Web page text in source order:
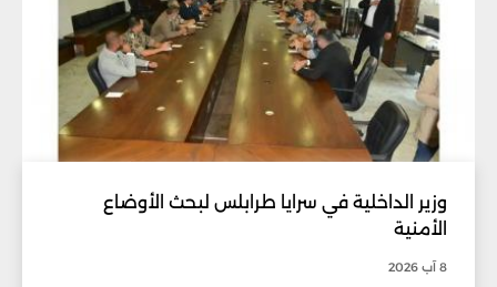
وزير الداخلية في سرايا طرابلس لبحث الأوضاع
الأمنية
8 آب 2026